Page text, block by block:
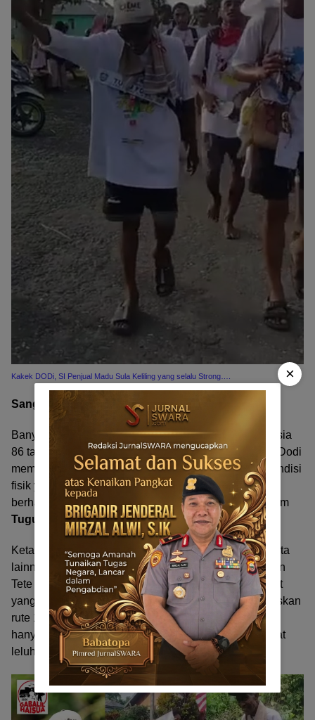
Kakek DODi, SI Penjual Madu Sula Keliling yang selalu Strong….
Sang Legenda Hidup di Garis Finish
Banyak yang meragukan apakah seorang kakek berusia
86 tahun mampu bertahan hingga akhir. Namun, Tete Dodi
mematahkan segala skeptisisme tersebut. Dengan kondisi
fisik yang tetap prima, ia tidak hanya bertahan, tetapi
berhasil masuk ke garisfinishbersama rekan-rekan Tim
Tugu Fogi dengan kepala tegak.
Ketangguhannya menjadi inspirasi bagi ratusan peserta
lainnya. Saat peserta muda mulai kelelahan, kehadiran
Tete Dodi di barisan depan menjadi cambuk semangat
yang tak ternilai harganya. Keberhasilannya menuntaskan
rute 135 km ini membuktikan bahwa “kekuatan” bukan
hanya soal otot, tapi soal keteguhan hati dan semangat
leluhur yang ada di dada.
×